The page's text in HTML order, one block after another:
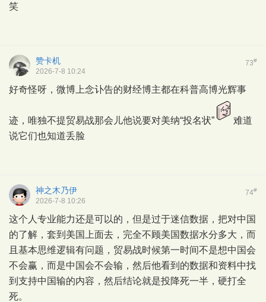
笑
73#
赞卡机
2026-7-8 10:24
好奇怪呀，微博上念讣告的财经博主都在科普高博光辉事
迹，唯独不提贸易战那会儿他说要对美纳“投名状”
难道
说它们也知道丢脸
74#
神之木乃伊
2026-7-8 10:26
这个人专业能力还是可以的，但是过于迷信数据，把对中国
的了解，套到美国上面去，完全不顾美国数据水分多大，而
且基本思维逻辑有问题，贸易战时候第一时间不是想中国会
不会赢，而是中国会不会输，然后他看到的数据和资料中找
到支持中国输的内容，然后结论就是投降死一半，硬打全
死。